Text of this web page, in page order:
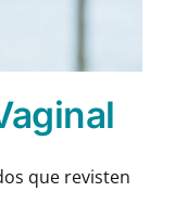
que revisten